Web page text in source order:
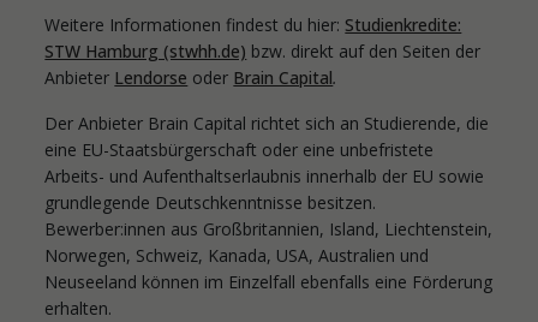
Weitere Informationen findest du hier: Studienkredite:
STW Hamburg (stwhh.de) bzw. direkt auf den Seiten der
Anbieter Lendorse oder Brain Capital.
Der Anbieter Brain Capital richtet sich an Studierende, die
eine EU-Staatsbürgerschaft oder eine unbefristete
Arbeits- und Aufenthaltserlaubnis innerhalb der EU sowie
grundlegende Deutschkenntnisse besitzen.
Bewerber:innen aus Großbritannien, Island, Liechtenstein,
Norwegen, Schweiz, Kanada, USA, Australien und
Neuseeland können im Einzelfall ebenfalls eine Förderung
erhalten.